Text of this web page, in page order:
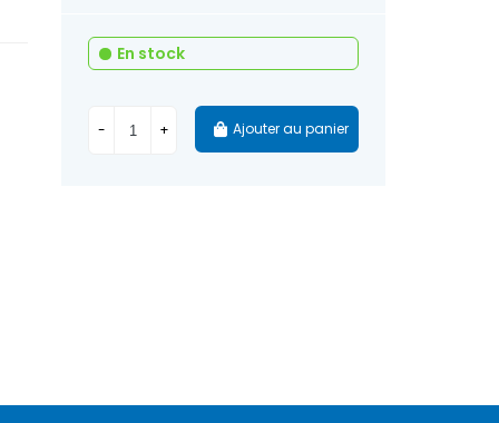
En stock
- + Ajouter au panier